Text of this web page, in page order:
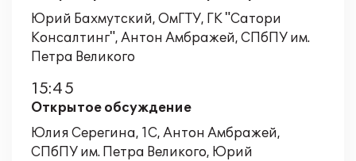
Юрий Бахмутский, ОмГТУ, ГК "Сатори
Консалтинг", Антон Амбражей, СПбПУ им.
Петра Великого
15:45
Открытое обсуждение
Юлия Серегина, 1С, Антон Амбражей,
СПбПУ им. Петра Великого, Юрий